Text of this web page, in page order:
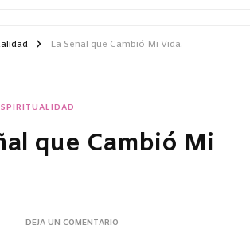
La Señal que Cambió Mi Vida.
que Cambió Mi
DEJA UN COMENTARIOEN